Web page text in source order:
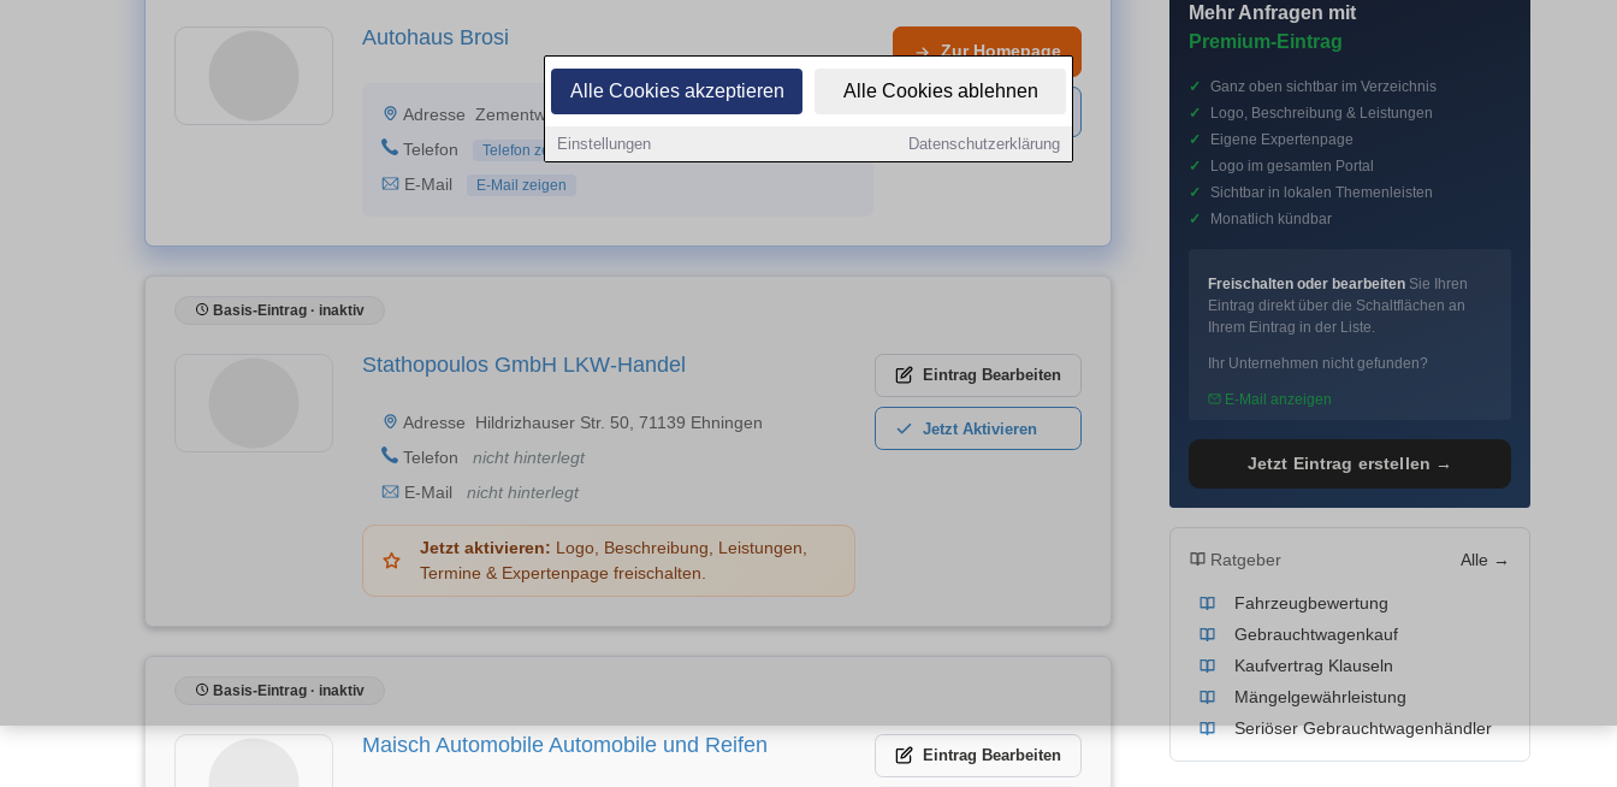
Alle Cookies akzeptieren Alle Cookies ablehnen
Einstellungen Datenschutzerklärung
Autohaus Brosi
Adresse
Zementwerk 5, 72622 Nürtingen
Telefon
Telefon zeigen
E-Mail E-Mail zeigen
Zur Homepage
Basis-Eintrag · inaktiv
Stathopoulos GmbH LKW-Handel
Adresse
Hildrizhauser Str. 50, 71139 Ehningen
Telefon
nicht hinterlegt
E-Mail
nicht hinterlegt
Jetzt aktivieren: Logo, Beschreibung, Leistungen,
Termine & Expertenpage freischalten.
Eintrag Bearbeiten
Jetzt Aktivieren
Basis-Eintrag · inaktiv
Maisch Automobile Automobile und Reifen Eintrag Bearbeiten
Mehr Anfragen mit
Premium-Eintrag
✓
Ganz oben sichtbar im Verzeichnis
✓
Logo, Beschreibung & Leistungen
✓
Eigene Expertenpage
✓
Logo im gesamten Portal
✓
Sichtbar in lokalen Themenleisten
✓
Monatlich kündbar
Freischalten oder bearbeiten Sie Ihren
Eintrag direkt über die Schaltflächen an
Ihrem Eintrag in der Liste.
Ihr Unternehmen nicht gefunden?
E-Mail anzeigen
Jetzt Eintrag erstellen →
Ratgeber Alle →
Fahrzeugbewertung
Gebrauchtwagenkauf
Kaufvertrag Klauseln
Mängelgewährleistung
Seriöser Gebrauchtwagenhändler